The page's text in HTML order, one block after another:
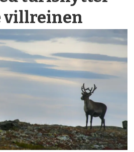
villreinen